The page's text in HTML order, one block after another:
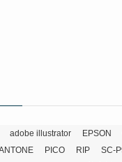
adobe illustrator EPSON
PICO RIP SC-